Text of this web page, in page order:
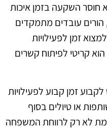
חוסר השקעה בזמן איכות
עובדים מתמקדים
זמן לפעילויות
קריטי לפיתוח קשרים
זמן קבוע לפעילויות
או טיולים בסוף
לא רק לרווחת המשפחה